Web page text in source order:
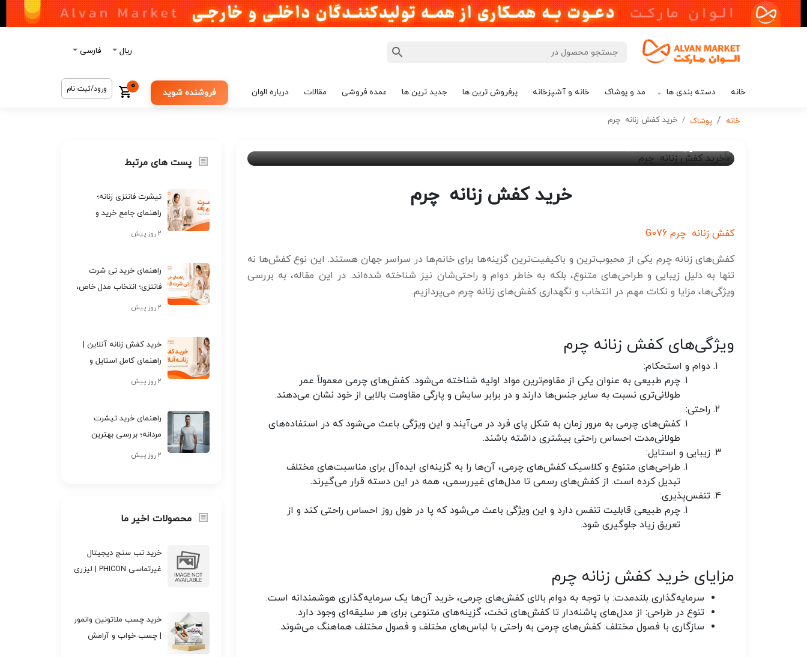
ریال فارسی
خانه دسته بندی ها مد و پوشاک خانه و آشپزخانه پرفروش ترین ها جدید ترین ها عمده فروشی مقالات درباره الوان فروشنده شوید
0 ورود/ثبت نام
خانه پوشاک خرید کفش زنانه چرم
خرید کفش زنانه چرم
کفش زنانه چرم G076
کفش‌های زنانه چرم یکی از محبوب‌ترین و باکیفیت‌ترین گزینه‌ها برای خانم‌ها در سراسر جهان هستند. این نوع کفش‌ها نه
تنها به دلیل زیبایی و طراحی‌های متنوع، بلکه به خاطر دوام و راحتی‌شان نیز شناخته شده‌اند. در این مقاله، به بررسی
ویژگی‌ها، مزایا و نکات مهم در انتخاب و نگهداری کفش‌های زنانه چرم می‌پردازیم.
ویژگی‌های کفش زنانه چرم
دوام و استحکام:
چرم طبیعی به عنوان یکی از مقاوم‌ترین مواد اولیه شناخته می‌شود. کفش‌های چرمی معمولاً عمر
طولانی‌تری نسبت به سایر جنس‌ها دارند و در برابر سایش و پارگی مقاومت بالایی از خود نشان می‌دهند.
راحتی:
کفش‌های چرمی به مرور زمان به شکل پای فرد در می‌آیند و این ویژگی باعث می‌شود که در استفاده‌های
طولانی‌مدت احساس راحتی بیشتری داشته باشند.
زیبایی و استایل:
طراحی‌های متنوع و کلاسیک کفش‌های چرمی، آن‌ها را به گزینه‌ای ایده‌آل برای مناسبت‌های مختلف
تبدیل کرده است. از کفش‌های رسمی تا مدل‌های غیررسمی، همه در این دسته قرار می‌گیرند.
تنفس‌پذیری:
چرم طبیعی قابلیت تنفس دارد و این ویژگی باعث می‌شود که پا در طول روز احساس راحتی کند و از
تعریق زیاد جلوگیری شود.
مزایای خرید کفش زنانه چرم
سرمایه‌گذاری بلندمدت: با توجه به دوام بالای کفش‌های چرمی، خرید آن‌ها یک سرمایه‌گذاری هوشمندانه است.
تنوع در طراحی: از مدل‌های پاشنه‌دار تا کفش‌های تخت، گزینه‌های متنوعی برای هر سلیقه‌ای وجود دارد.
سازگاری با فصول مختلف: کفش‌های چرمی به راحتی با لباس‌های مختلف و فصول مختلف هماهنگ می‌شوند.
پست های مرتبط
تیشرت فانتزی زنانه؛
راهنمای جامع خرید و
ترندهای جذاب سال ۲۰۲۶
۲ روز پیش
راهنمای خرید تی شرت
فانتزی؛ انتخاب مدل خاص،
باکیفیت و خوش‌استایل
۲ روز پیش
خرید کفش زنانه آنلاین |
راهنمای کامل استایل و
راحتی در سال 2026
۲ روز پیش
راهنمای خرید تیشرت
مردانه؛ بررسی بهترین
مدل‌ها و نکات کیفی در
۲ روز پیش
محصولات اخیر ما
خرید تب سنج دیجیتال
غیرتماسی PHICON | لیزری
خرید چسب ملاتونین وانمور
| چسب خواب و آرامش